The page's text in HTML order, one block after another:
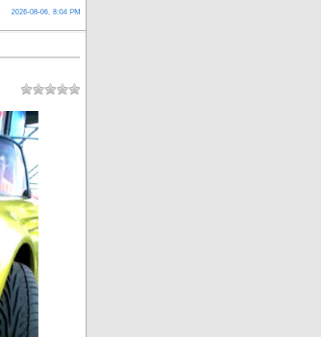
2026-08-06, 8:04 PM